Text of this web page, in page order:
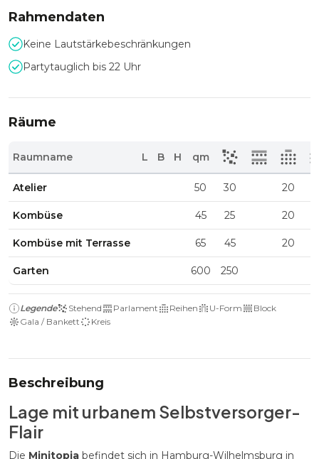
Rahmendaten
Keine Lautstärkebeschränkungen
Partytauglich bis 22 Uhr
Räume
Raumname L B H qm
Atelier 50 30 20
Kombüse 45 25 20
Kombüse mit Terrasse 65 45 20
Garten 600 250
Legende Stehend Parlament Reihen U-Form
Block
Gala / Bankett
Kreis
Beschreibung
Lage mit urbanem Selbstversorger-
Flair
Die Minitopia befindet sich in Hamburg-Wilhelmsburg in